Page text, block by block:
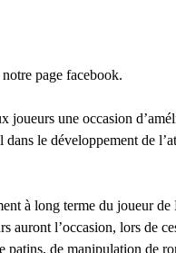
page facebook.
une occasion
le développement de
à long terme du joueur
auront l’occasion, lors de
de manipulation de